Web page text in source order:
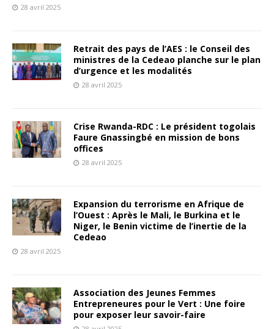
28 avril 2025
Retrait des pays de l’AES : le Conseil des
ministres de la Cedeao planche sur le plan
d’urgence et les modalités
28 avril 2025
Crise Rwanda-RDC : Le président togolais
Faure Gnassingbé en mission de bons
offices
28 avril 2025
Expansion du terrorisme en Afrique de
l’Ouest : Après le Mali, le Burkina et le
Niger, le Benin victime de l’inertie de la
Cedeao
28 avril 2025
Association des Jeunes Femmes
Entrepreneures pour le Vert : Une foire
pour exposer leur savoir-faire